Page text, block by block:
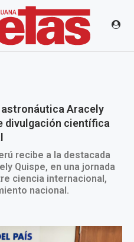
Aracely
divulgación científica
recibe a la destacada
Quispe, en una jornada
ciencia internacional,
nacional.